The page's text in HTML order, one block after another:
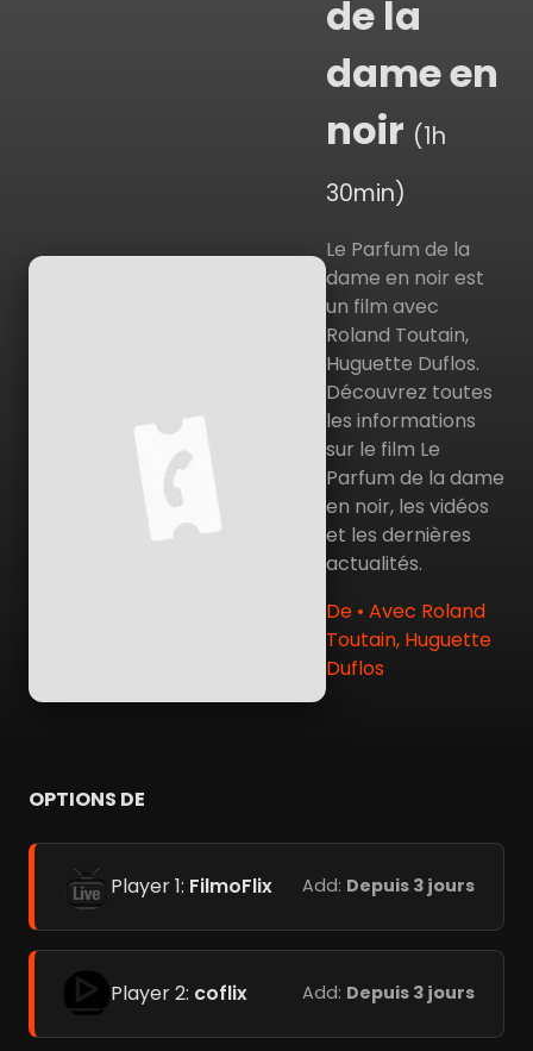
de la
dame en
noir (1h
30min)
Le Parfum de la
dame en noir est
un film avec
Roland Toutain,
Huguette Duflos.
Découvrez toutes
les informations
sur le film Le
Parfum de la dame
en noir, les vidéos
et les dernières
actualités.
De • Avec Roland
Toutain, Huguette
Duflos
OPTIONS DE
Player 1: FilmoFlix Add: Depuis 3 jours
Player 2: coflix Add: Depuis 3 jours